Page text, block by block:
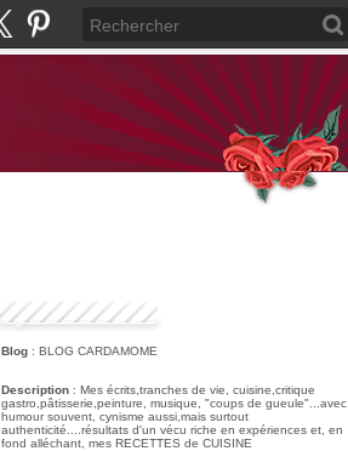
Blog : BLOG CARDAMOME
Description : Mes écrits,tranches de vie, cuisine,critique
gastro,pâtisserie,peinture, musique, "coups de gueule"...avec
humour souvent, cynisme aussi,mais surtout
authenticité....résultats d'un vécu riche en expériences et, en
fond alléchant, mes RECETTES de CUISINE